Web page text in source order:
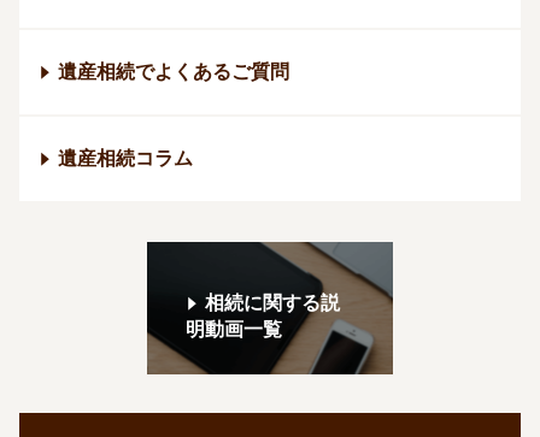
遺産相続でよくあるご質問
遺産相続コラム
相続に関する説
明動画一覧